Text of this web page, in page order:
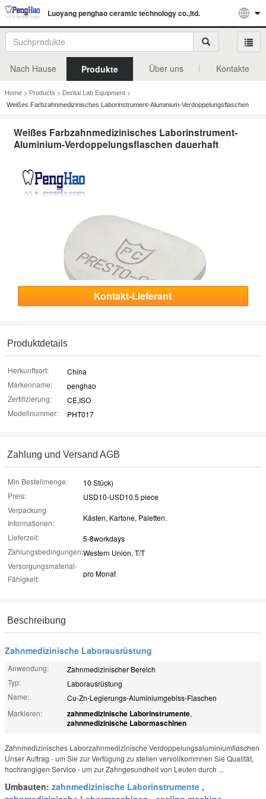
Luoyang penghao ceramic technology co.,ltd.
Nach Hause Produkte Über uns Kontakte
Home > Products > Dental Lab Equipment >
Weißes Farbzahnmedizinisches Laborinstrument-Aluminium-Verdoppelungsflaschen
Weißes Farbzahnmedizinisches Laborinstrument-
Aluminium-Verdoppelungsflaschen dauerhaft
Kontakt-Lieferant
Produktdetails
Herkunftsort:
China
Markenname:
penghao
Zertifizierung:
CE,ISO
Modellnummer:
PHT017
Zahlung und Versand AGB
Min Bestellmenge:
10 Stück)
Preis:
USD10-USD10.5 piece
Verpackung
Informationen:
Kästen, Kartone, Paletten.
Lieferzeit:
5-8workdays
Zahlungsbedingungen:Western Union, T/T
Versorgungsmaterial-
Fähigkeit:
pro Monat
Beschreibung
Zahnmedizinische Laborausrüstung
Anwendung:
Zahnmedizinischer Bereich
Typ:
Laborausrüstung
Name:
Cu-Zn-Legierungs-Aluminiumgebiss-Flaschen
Markieren:
zahnmedizinische Laborinstrumente,
zahnmedizinische Labormaschinen
Zahnmedizinisches Laborzahnmedizinische Verdoppelungsaluminiumflaschen
Unser Auftrag - um Sie zur Verfügung zu stellen vervollkommnen Sie Qualität,
hochrangigen Service - um zur Zahngesundheit von Leuten durch ...
Umbauten: zahnmedizinische Laborinstrumente ,